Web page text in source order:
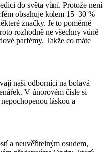
do světa vůní. Protože není
obsahuje kolem 15–30 %
značky. Je to poměrně
rozhodně ne všechny vůně
parfémy. Takže co máte
naši odborníci na bolavá
V únorovém čísle si
láskou a
a neuvěřitelným osudem,